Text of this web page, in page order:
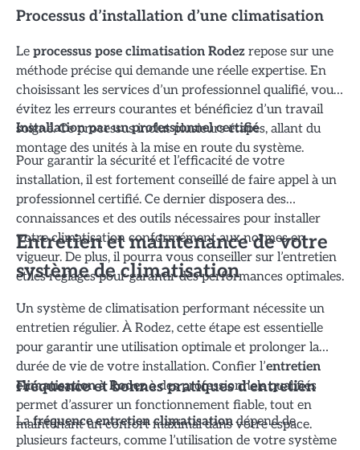
Processus d’installation d’une climatisation
Le processus pose climatisation Rodez repose sur une
méthode précise qui demande une réelle expertise. En
choisissant les services d’un professionnel qualifié, vous
évitez les erreurs courantes et bénéficiez d’un travail
soigné. Ce processus inclut plusieurs étapes, allant du
montage des unités à la mise en route du système.
Installation par un professionnel certifié
Pour garantir la sécurité et l’efficacité de votre
installation, il est fortement conseillé de faire appel à un
professionnel certifié. Ce dernier disposera des
connaissances et des outils nécessaires pour installer
votre climatisation conformément aux normes en
vigueur. De plus, il pourra vous conseiller sur l’entretien
et les réglages pour garantir des performances optimales.
Entretien et maintenance de votre
système de climatisation
Un système de climatisation performant nécessite un
entretien régulier. À Rodez, cette étape est essentielle
pour garantir une utilisation optimale et prolonger la
durée de vie de votre installation. Confier l’entretien
climatisation à Rodezà des professionnels qualifiés
permet d’assurer un fonctionnement fiable, tout en
maintenant un confort maximal dans votre espace.
Fréquence et bonnes pratiques d’entretien
Lafréquence entretien climatisationdépend de
plusieurs facteurs, comme l’utilisation de votre système